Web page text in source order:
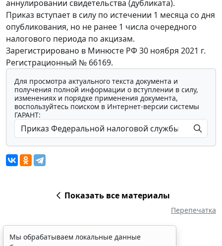
аннулировании свидетельства (дубликата).
Приказ вступает в силу по истечении 1 месяца со дня
опубликования, но не ранее 1 числа очередного
налогового периода по акцизам.
Зарегистрировано в Минюсте РФ 30 ноября 2021 г.
Регистрационный № 66169.
Для просмотра актуального текста документа и
получения полной информации о вступлении в силу,
изменениях и порядке применения документа,
воспользуйтесь поиском в Интернет-версии системы
ГАРАНТ:
Показать все материалы
Перепечатка
Мы обрабатываем локальные данные